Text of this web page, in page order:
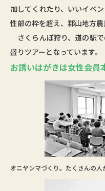
加してくれたり、いいイベ
性部の枠を超え、郡山地方農
さくらんぼ狩り、道の駅
盛りツアーとなっています。
お誘いはがきは女性会員
オニヤンマづくり。たくさんの人